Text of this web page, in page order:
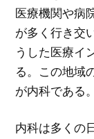
医療機関や病
が多く行き交
うした医療イ
る。この地域
が内科である。
内科は多くの